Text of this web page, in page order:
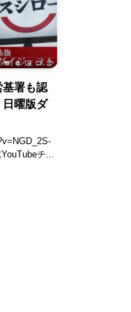
署も認
曜版ダ
チ...